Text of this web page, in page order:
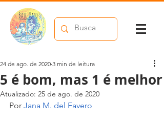
5 é bom, mas 1 é melhor
24 de ago. de 2020 3 min de leitura
Atualizado: 25 de ago. de 2020
Por Jana M. del Favero